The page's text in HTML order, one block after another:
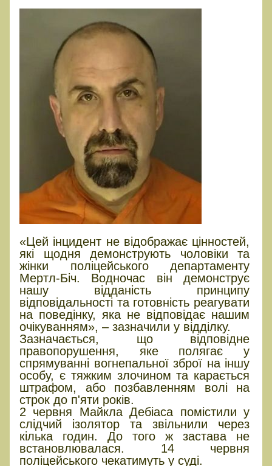
«Цей інцидент не відображає цінностей,
які щодня демонструють чоловіки та
жінки поліцейського департаменту
Мертл-Біч. Водночас він демонструє
нашу відданість принципу
відповідальності та готовність реагувати
на поведінку, яка не відповідає нашим
очікуванням», – зазначили у відділку.
Зазначається, що відповідне
правопорушення, яке полягає у
спрямуванні вогнепальної зброї на іншу
особу, є тяжким злочином та карається
штрафом, або позбавленням волі на
строк до п'яти років.
2 червня Майкла Дебіаса помістили у
слідчий ізолятор та звільнили через
кілька годин. До того ж застава не
встановлювалася. 14 червня
поліцейського чекатимуть у суді.